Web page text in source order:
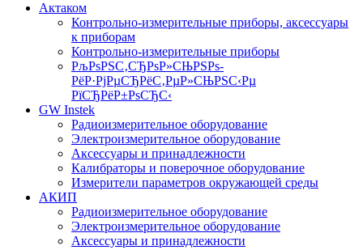
Актаком
Контрольно-измерительные приборы, аксессуары
к приборам
Контрольно-измерительные приборы
РљРѕРЅС‚СЂРѕР»СЊРЅРѕ-
РёР·РјРµСЂРёС‚РµР»СЊРЅС‹Рµ
РїСЂРёР±РѕСЂС‹
GW Instek
Радиоизмерительное оборудование
Электроизмерительное оборудование
Аксессуары и принадлежности
Калибраторы и поверочное оборудование
Измерители параметров окружающей среды
АКИП
Радиоизмерительное оборудование
Электроизмерительное оборудование
Аксессуары и принадлежности